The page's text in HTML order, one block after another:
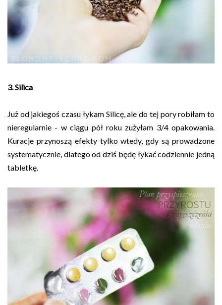
3. Silica
Już od jakiegoś czasu łykam Silicę, ale do tej pory robiłam to
nieregularnie - w ciągu pół roku zużyłam 3/4 opakowania.
Kuracje przynoszą efekty tylko wtedy, gdy są prowadzone
systematycznie, dlatego od dziś będę łykać codziennie jedną
tabletkę.